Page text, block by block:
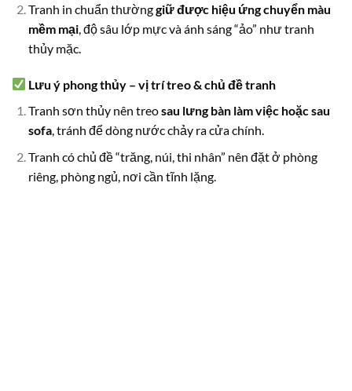
Tranh in chuẩn thườnggiữ được hiệu ứng chuyển màu
mềm mại, độ sâu lớp mực và ánh sáng “ảo” như tranh
thủy mặc.
Lưu ý phong thủy – vị trí treo & chủ đề tranh
Tranh sơn thủy nên treosau lưng bàn làm việc hoặc sau
sofa, tránh để dòng nước chảy ra cửa chính.
Tranh có chủ đề “trăng, núi, thi nhân” nên đặt ở phòng
riêng, phòng ngủ, nơi cần tĩnh lặng.